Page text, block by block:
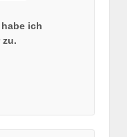
habe ich